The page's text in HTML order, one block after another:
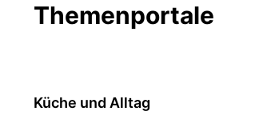
Themenportale
Küche und Alltag